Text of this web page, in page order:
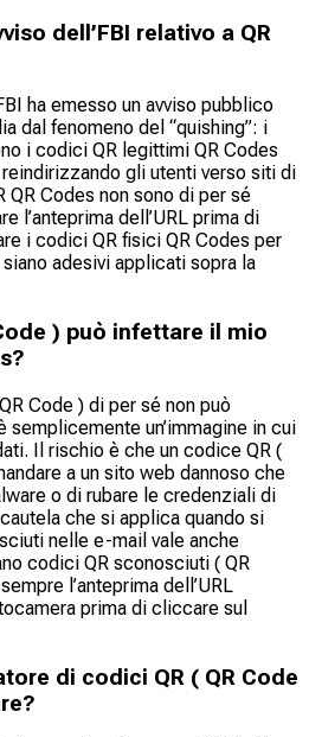
dell’FBI relativo a QR
ha emesso un avviso pubblico
dal fenomeno del “quishing”: i
i codici QR legittimi QR Codes
gli utenti verso siti di
QR Codes non sono di per sé
l’anteprima dell’URL prima di
i codici QR fisici QR Codes per
adesivi applicati sopra la
) può infettare il mio
Code ) di per sé non può
semplicemente un’immagine in cui
Il rischio è che un codice QR (
a un sito web dannoso che
o di rubare le credenziali di
che si applica quando si
nelle e-mail vale anche
codici QR sconosciuti ( QR
l’anteprima dell’URL
prima di cliccare sul
di codici QR ( QR Code